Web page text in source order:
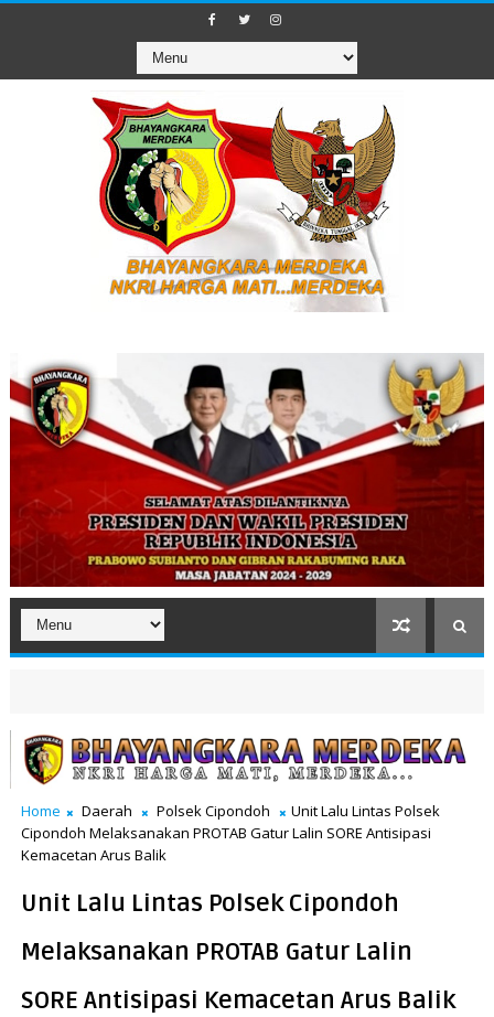
Home Daerah Polsek Cipondoh
Unit Lalu Lintas Polsek
Cipondoh Melaksanakan PROTAB Gatur Lalin SORE Antisipasi
Kemacetan Arus Balik
Unit Lalu Lintas Polsek Cipondoh
Melaksanakan PROTAB Gatur Lalin
SORE Antisipasi Kemacetan Arus Balik